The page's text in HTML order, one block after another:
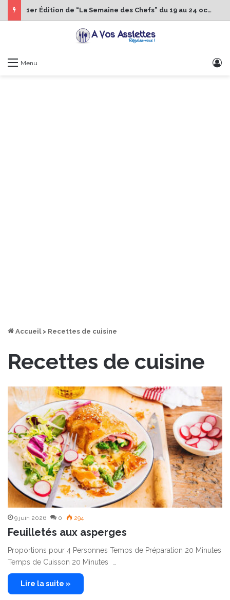
1er Édition de “La Semaine des Chefs” du 19 au 24 octobre 2026
Menu
Accueil > Recettes de cuisine
Recettes de cuisine
9 juin 2026 0 294
Feuilletés aux asperges
Proportions pour 4 Personnes Temps de Préparation 20 Minutes
Temps de Cuisson 20 Minutes …
Lire la suite »